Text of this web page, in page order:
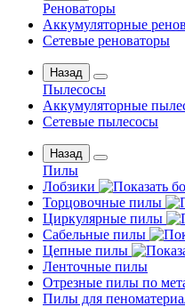
Реноваторы
Аккумуляторные
Сетевые реноваторы
Назад
Пылесосы
Аккумуляторные
Сетевые пылесосы
Назад
Пилы
Лобзики
Торцовочные пилы
Циркулярные пилы
Сабельные пилы
Цепные пилы
Ленточные пилы
Отрезные пилы по
Пилы для